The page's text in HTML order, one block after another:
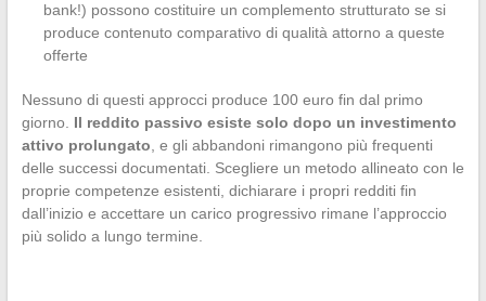
bank!) possono costituire un complemento strutturato se si
produce contenuto comparativo di qualità attorno a queste
offerte
Nessuno di questi approcci produce 100 euro fin dal primo
giorno. Il reddito passivo esiste solo dopo un investimento
attivo prolungato, e gli abbandoni rimangono più frequenti
delle successi documentati. Scegliere un metodo allineato con le
proprie competenze esistenti, dichiarare i propri redditi fin
dall’inizio e accettare un carico progressivo rimane l’approccio
più solido a lungo termine.